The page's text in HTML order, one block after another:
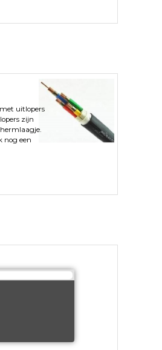
met uitlopers
zijn
nog een